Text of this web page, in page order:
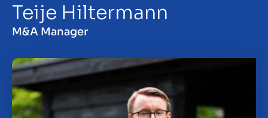
Prodaja podjetja
Vpogledi
Teije Hiltermann
M&A Manager